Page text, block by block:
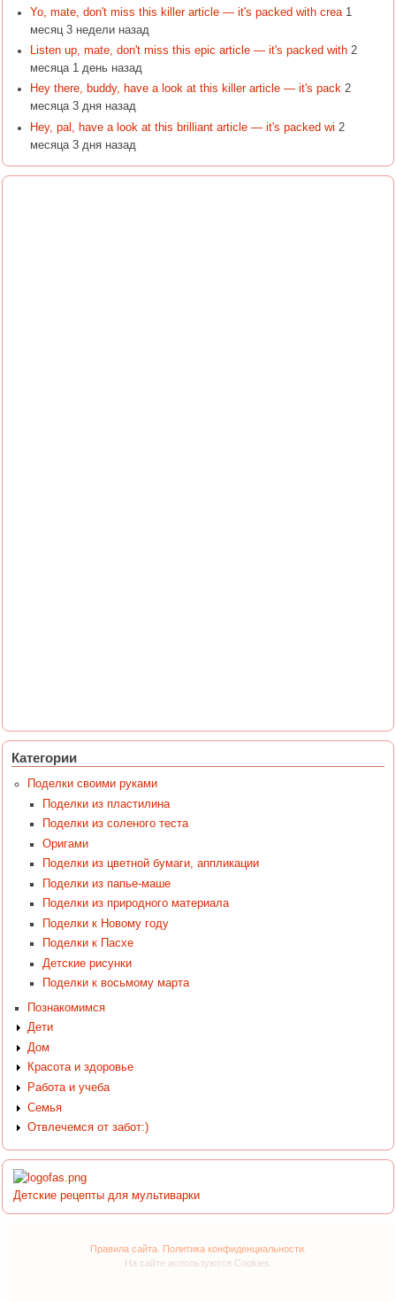
Yo, mate, don't miss this killer article — it's packed with crea 1
месяц 3 недели назад
Listen up, mate, don't miss this epic article — it's packed with 2
месяца 1 день назад
Hey there, buddy, have a look at this killer article — it's pack 2
месяца 3 дня назад
Hey, pal, have a look at this brilliant article — it's packed wi 2
месяца 3 дня назад
Категории
Поделки своими руками
Поделки из пластилина
Поделки из соленого теста
Оригами
Поделки из цветной бумаги, аппликации
Поделки из папье-маше
Поделки из природного материала
Поделки к Новому году
Поделки к Пасхе
Детские рисунки
Поделки к восьмому марта
Познакомимся
Дети
Дом
Красота и здоровье
Работа и учеба
Семья
Отвлечемся от забот:)
Детские рецепты для мультиварки
Правила сайта. Политика конфиденциальности.
На сайте используются Cookies.